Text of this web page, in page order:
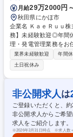
月給29万2000円
秋田県にかほ市
企業名 ＫａｅＲｕｕ株式会社 求人名 秋田【太陽光発電
務】未経験歓迎◎年間休日125日！ 仕事の内
理・発電管理業務をお
ますので作業の立会
などフォローをしますので安心。 【具体的には】 ■
の管理業務がメインに
立会いなど。（点検に
たソーラーパネル付近
当エリアの発電所を担
す。外出作業でないときは
【太陽光発電所の簡
業界未経験歓迎 年間
土日祝休み
非公開求人 は
ご登録いただくと、約
非公開求人からご希
求人をご紹介します。
※2026年3月31日時点 ※求人数